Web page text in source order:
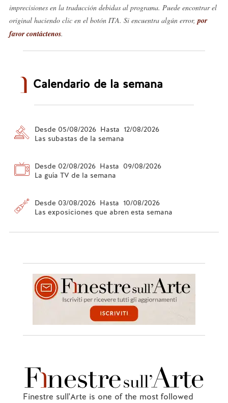
imprecisiones en la traducción debidas al programa. Puede encontrar el
original haciendo clic en el botón ITA. Si encuentra algún error, por
favor contáctenos.
Calendario de la semana
Desde 05/08/2026 Hasta 12/08/2026
Las subastas de la semana
Desde 02/08/2026 Hasta 09/08/2026
La guía TV de la semana
Desde 03/08/2026 Hasta 10/08/2026
Las exposiciones que abren esta semana
Finestre sull'Arte is one of the most followed